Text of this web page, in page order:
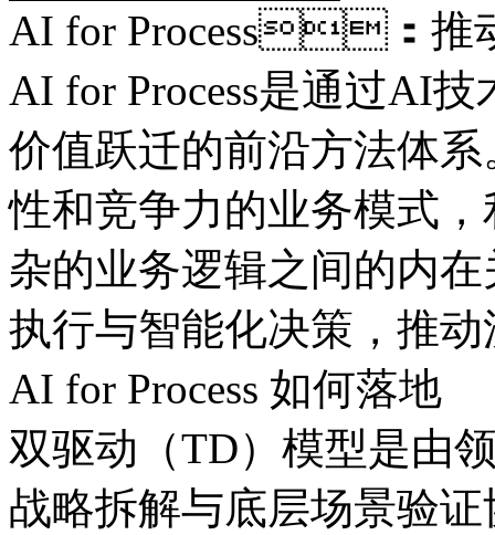
AI for Process：推
AI for Process是通过AI技
价值跃迁的前沿方法体
性和竞争力的业务模式
杂的业务逻辑之间的内在
执行与智能化决策，
AI for Process 如何落地
双驱动（TD）模型是由领
战略拆解与底层场景验证